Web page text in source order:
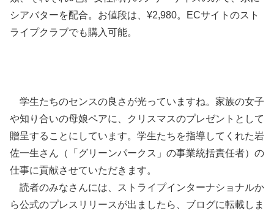
シアバターを配合。お値段は、¥2,980。ECサイトのスト
ライプクラブでも購入可能。
学生たちのセンスの良さが光っていますね。家族の女子
や知り合いの母娘ペアに、クリスマスのプレゼントとして
贈呈することにしています。学生たちを指導してくれた岩
佐一生さん（「グリーンパークス」の事業統括責任者）の
仕事に貢献させていただきます。
読者のみなさんには、ストライプインターナショナルか
ら公式のプレスリリースが出ましたら、ブログに転載しま